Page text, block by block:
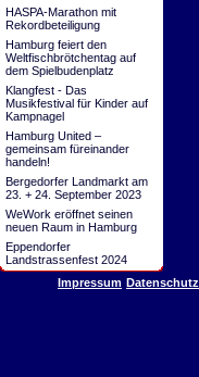
HASPA-Marathon mit
Rekordbeteiligung
Hamburg feiert den
Weltfischbrötchentag auf
dem Spielbudenplatz
Klangfest - Das
Musikfestival für Kinder auf
Kampnagel
Hamburg United –
gemeinsam füreinander
handeln!
Bergedorfer Landmarkt am
23. + 24. September 2023
WeWork eröffnet seinen
neuen Raum in Hamburg
Eppendorfer
Landstrassenfest 2024
Impressum Datenschutz